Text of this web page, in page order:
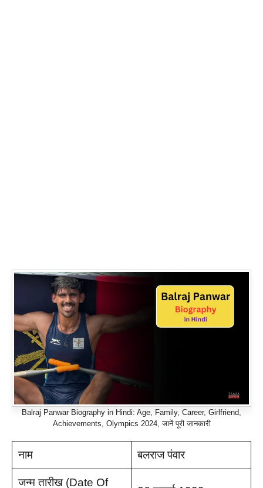
Balraj Panwar Biography in Hindi: Age, Family, Career, Girlfriend,
Achievements, Olympics 2024, जानें पूरी जानकारी
नाम बलराज पंवार
जन्म तारीख (Date Of